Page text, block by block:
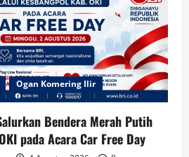
Ogan Komering Ilir
Bendera Merah Putih
pada Acara Car Free Day